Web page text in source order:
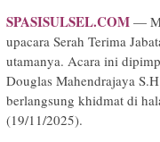
SPASISULSEL.COM —
upacara Serah Terima
utamanya. Acara ini
Douglas Mahendrajaya
berlangsung khidmat di
(19/11/2025).